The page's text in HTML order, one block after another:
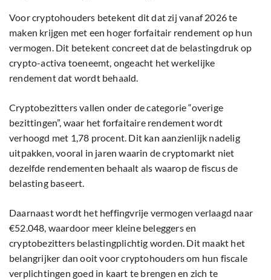
Voor cryptohouders betekent dit dat zij vanaf 2026 te
maken krijgen met een hoger forfaitair rendement op hun
vermogen. Dit betekent concreet dat de belastingdruk op
crypto-activa toeneemt, ongeacht het werkelijke
rendement dat wordt behaald.
Cryptobezitters vallen onder de categorie “overige
bezittingen”, waar het forfaitaire rendement wordt
verhoogd met 1,78 procent. Dit kan aanzienlijk nadelig
uitpakken, vooral in jaren waarin de cryptomarkt niet
dezelfde rendementen behaalt als waarop de fiscus de
belasting baseert.
Daarnaast wordt het heffingvrije vermogen verlaagd naar
€52.048, waardoor meer kleine beleggers en
cryptobezitters belastingplichtig worden. Dit maakt het
belangrijker dan ooit voor cryptohouders om hun fiscale
verplichtingen goed in kaart te brengen en zich te